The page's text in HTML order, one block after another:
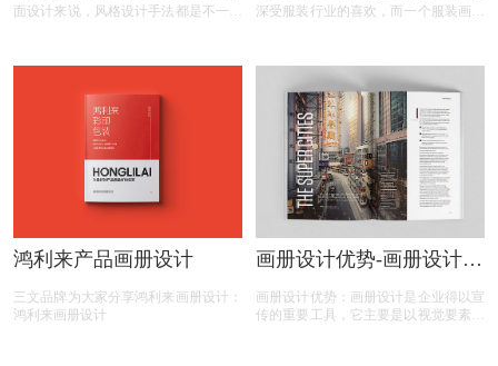
面设计来说，风格设计手法都是不一样
趣，不要过于硬化，还是要从对齐、对
平衡、造型等方面入手，这些都是必要
详细注意细节，下面，我为大家介绍小
说封面设计还有那些方面。
深受服装行业的喜欢，而一个服装画册
巧，那么在设计上也是应该不会太难，
为此，我们总结了服装设计图册排版小
鸿利来产品画册设计
三文品牌为大家分享鸿利来画册设计：
鸿利来画册设计
画册设计优势-画册设计的
画册设计优势：画册设计是企业得以宣
传的重要工具，它主要是以视觉要素为